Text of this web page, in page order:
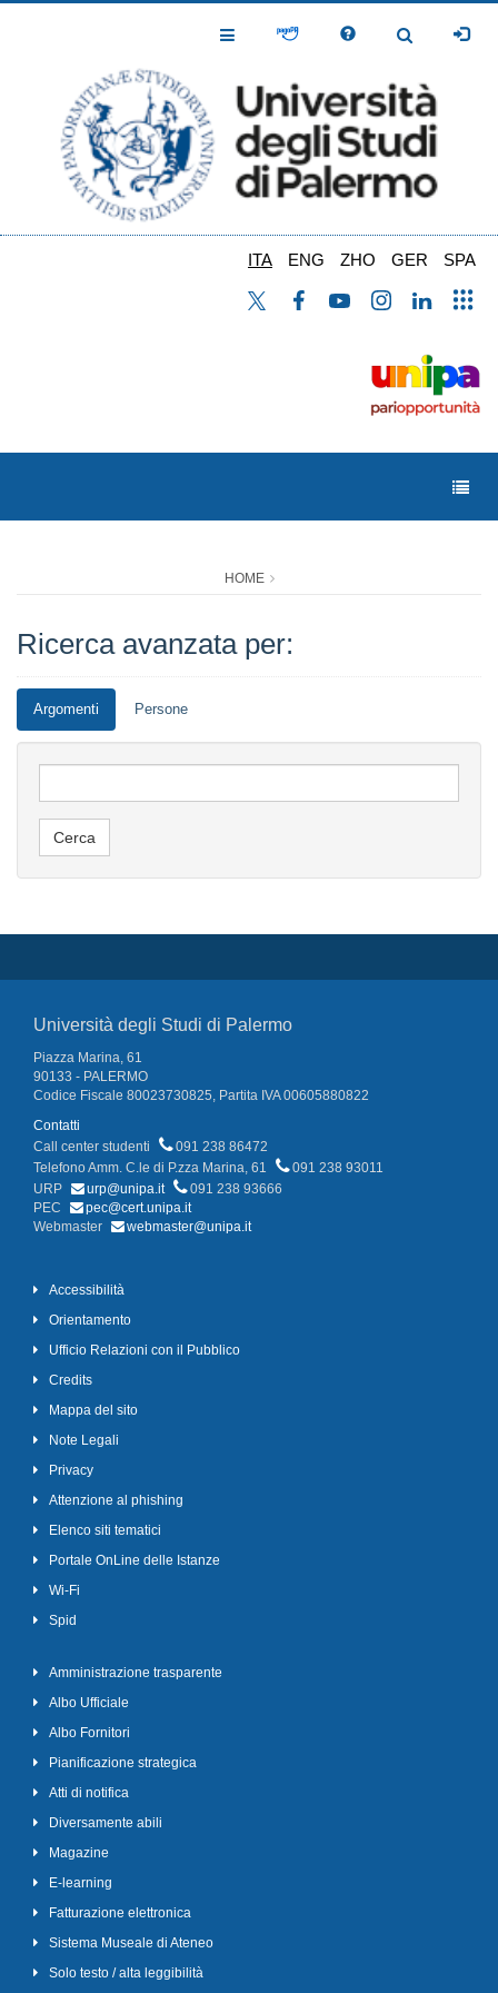
Toggle
Toggle
ITA ENG ZHO GER SPA
HOME
Ricerca avanzata per:
Argomenti Persone
Università degli Studi di Palermo
Piazza Marina, 61
90133 - PALERMO
Codice Fiscale 80023730825, Partita IVA 00605880822
Contatti
Call center studenti
091 238 86472
Telefono Amm. C.le di P.zza Marina, 61
091 238 93011
URP
urp@unipa.it
091 238 93666
PEC
pec@cert.unipa.it
Webmaster
webmaster@unipa.it
Accessibilità
Orientamento
Ufficio Relazioni con il Pubblico
Credits
Mappa del sito
Note Legali
Privacy
Attenzione al phishing
Elenco siti tematici
Portale OnLine delle Istanze
Wi-Fi
Spid
Amministrazione trasparente
Albo Ufficiale
Albo Fornitori
Pianificazione strategica
Atti di notifica
Diversamente abili
Magazine
E-learning
Fatturazione elettronica
Sistema Museale di Ateneo
Solo testo / alta leggibilità